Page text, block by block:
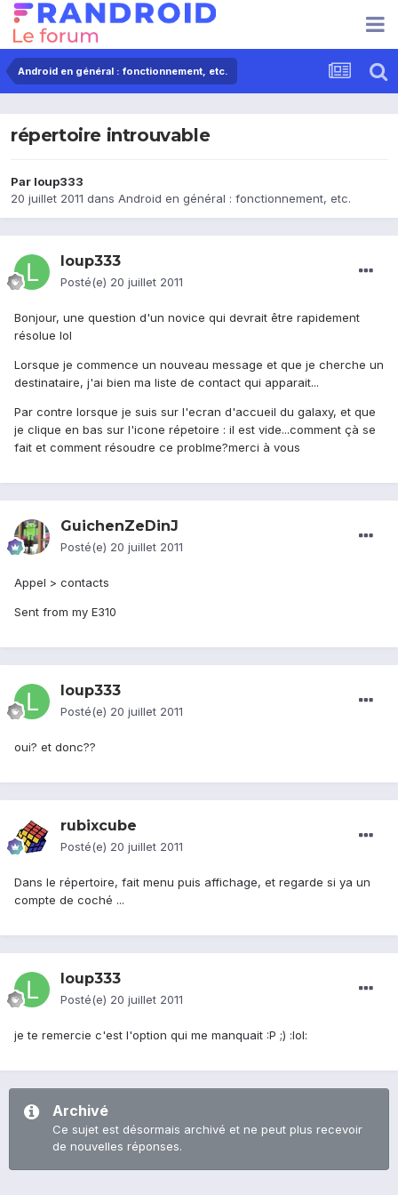
Android en général : fonctionnement, etc.
répertoire introuvable
Par loup333
20 juillet 2011 dans Android en général : fonctionnement, etc.
loup333
Posté(e) 20 juillet 2011
Bonjour, une question d'un novice qui devrait être rapidement
résolue lol
Lorsque je commence un nouveau message et que je cherche un
destinataire, j'ai bien ma liste de contact qui apparait...
Par contre lorsque je suis sur l'ecran d'accueil du galaxy, et que
je clique en bas sur l'icone répetoire : il est vide...comment çà se
fait et comment résoudre ce problme?merci à vous
GuichenZeDinJ
Posté(e) 20 juillet 2011
Appel > contacts
Sent from my E310
loup333
Posté(e) 20 juillet 2011
oui? et donc??
rubixcube
Posté(e) 20 juillet 2011
Dans le répertoire, fait menu puis affichage, et regarde si ya un
compte de coché ...
loup333
Posté(e) 20 juillet 2011
je te remercie c'est l'option qui me manquait :P ;) :lol:
Archivé
Ce sujet est désormais archivé et ne peut plus recevoir
de nouvelles réponses.